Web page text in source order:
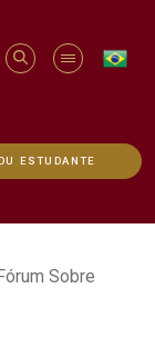
ESTUDANTE
no
Sobre